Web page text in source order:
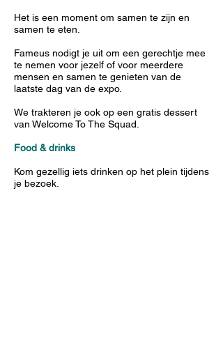
Het is een moment om samen te zijn en
samen te eten.
Fameus nodigt je uit om een gerechtje mee
te nemen voor jezelf of voor meerdere
mensen en samen te genieten van de
laatste dag van de expo.
We trakteren je ook op een gratis dessert
van Welcome To The Squad.
Food & drinks
Kom gezellig iets drinken op het plein tijdens
je bezoek.